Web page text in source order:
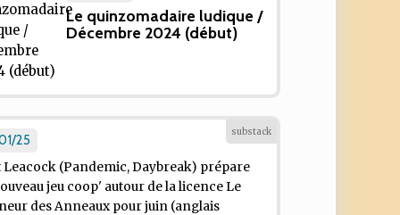
Le quinzomadaire ludique /
Décembre 2024 (début)
substack
25
Leacock (Pandemic, Daybreak) prépare
jeu coop' autour de la licence Le
des Anneaux pour juin (anglais